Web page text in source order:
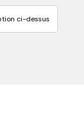
ci-dessus